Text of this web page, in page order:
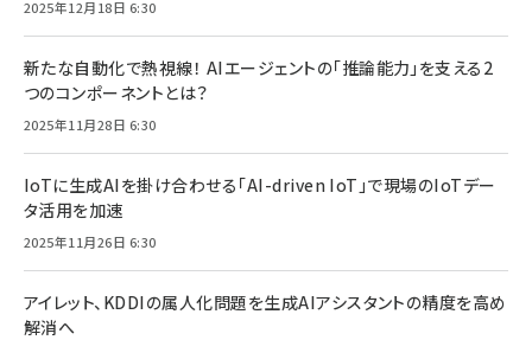
2025年12月18日 6:30
新たな自動化で熱視線！ AIエージェントの「推論能力」を支える2
つのコンポーネントとは？
2025年11月28日 6:30
IoTに生成AIを掛け合わせる「AI-driven IoT」で現場のIoTデー
タ活用を加速
2025年11月26日 6:30
アイレット、KDDIの属人化問題を生成AIアシスタントの精度を高め
解消へ